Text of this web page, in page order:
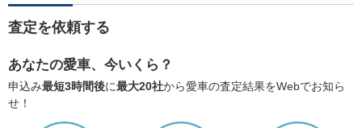
査定を依頼する
あなたの愛車、今いくら？
申込み最短3時間後に最大20社から愛車の査定結果をWebでお知ら
せ！